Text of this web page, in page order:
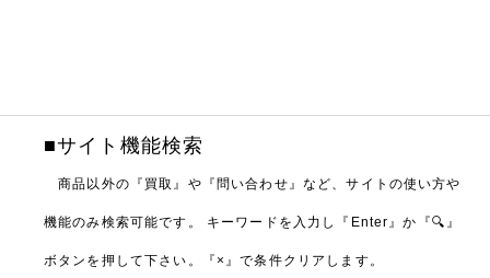
■サイト機能検索
商品以外の『買取』や『問い合わせ』など、サイトの使い方や
機能のみ検索可能です。 キーワードを入力し『Enter』か『🔍』
ボタンを押して下さい。『×』で条件クリアします。